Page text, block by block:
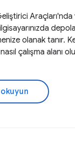
Araçları'nda
olanak tanır.
çalışma alanı